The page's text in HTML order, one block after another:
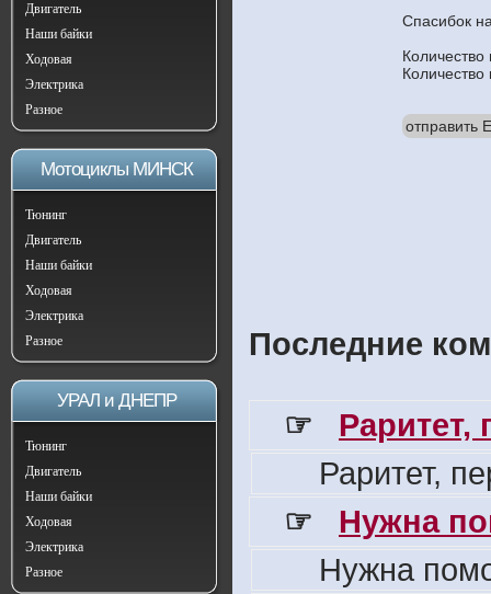
Двигатель
Наши байки
Ходовая
Электрика
Разное
Мотоциклы МИНСК
Тюнинг
Двигатель
Наши байки
Ходовая
Электрика
Разное
УРАЛ и ДНЕПР
Тюнинг
Двигатель
Наши байки
Ходовая
Электрика
Разное
Спасибок
отправить
Последние
☞
Раритет,
Раритет,
☞
Нужна
Нужна